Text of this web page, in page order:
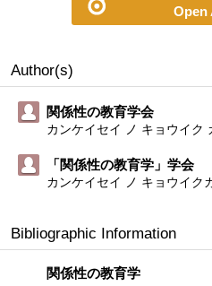
Open
Author(s)
関係性の教育学会
カンケイセイ ノ キョウイク
「関係性の教育学」学会
カンケイセイ ノ キョウイク
Bibliographic Information
関係性の教育学